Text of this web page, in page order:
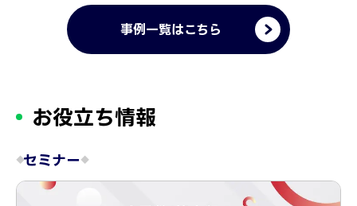
事例一覧はこちら
お役立ち情報
セミナー